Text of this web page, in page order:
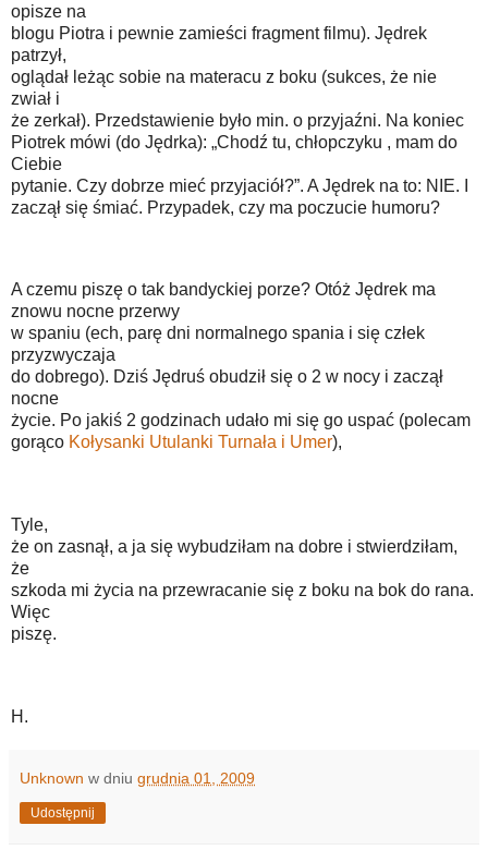
opisze na
blogu Piotra i pewnie zamieści fragment filmu). Jędrek
patrzył,
oglądał leżąc sobie na materacu z boku (sukces, że nie
zwiał i
że zerkał). Przedstawienie było min. o przyjaźni. Na koniec
Piotrek mówi (do Jędrka): „Chodź tu, chłopczyku , mam do
Ciebie
pytanie. Czy dobrze mieć przyjaciół?”. A Jędrek na to: NIE. I
zaczął się śmiać. Przypadek, czy ma poczucie humoru?
A czemu piszę o tak bandyckiej porze? Otóż Jędrek ma
znowu nocne przerwy
w spaniu (ech, parę dni normalnego spania i się człek
przyzwyczaja
do dobrego). Dziś Jędruś obudził się o 2 w nocy i zaczął
nocne
życie. Po jakiś 2 godzinach udało mi się go uspać (polecam
gorąco Kołysanki Utulanki Turnała i Umer),
Tyle,
że on zasnął, a ja się wybudziłam na dobre i stwierdziłam,
że
szkoda mi życia na przewracanie się z boku na bok do rana.
Więc
piszę.
H.
Unknown w dniu grudnia 01, 2009
Udostępnij